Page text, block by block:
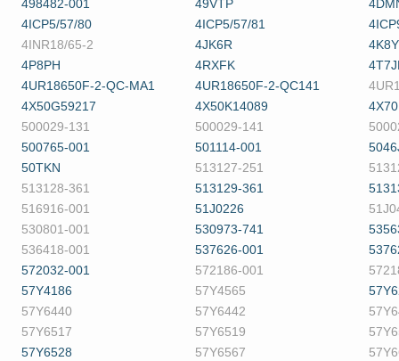
498482-001
49VTP
4ICP5/57/80
4ICP5/57/81
4INR18/65-2
4JK6R
4P8PH
4RXFK
4UR18650F-2-QC-MA1
4UR18650F-2-QC141
4X50G59217
4X50K14089
500029-131
500029-141
500765-001
501114-001
50TKN
513127-251
513128-361
513129-361
516916-001
51J0226
530801-001
530973-741
536418-001
537626-001
572032-001
572186-001
57Y4186
57Y4565
57Y6440
57Y6442
57Y6517
57Y6519
57Y6528
57Y6567